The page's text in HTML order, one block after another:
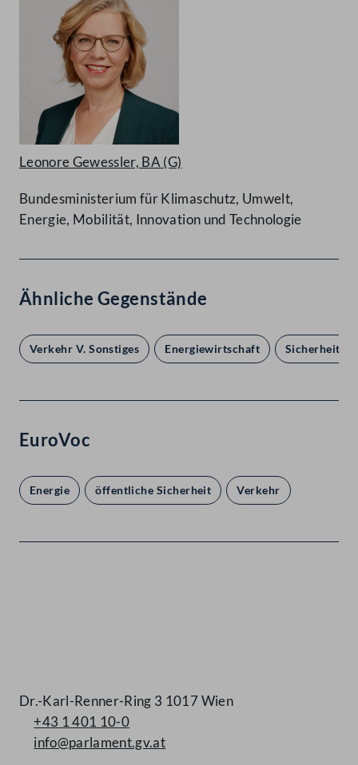
Leonore Gewessler, BA (G)
Bundesministerium für Klimaschutz, Umwelt,
Energie, Mobilität, Innovation und Technologie
Ähnliche Gegenstände
Verkehr V. Sonstiges Energiewirtschaft
EuroVoc
Energie öffentliche Sicherheit Verkehr
Dr.-Karl-Renner-Ring 3 1017 Wien
+43 1 401 10-0
info@parlament.gv.at